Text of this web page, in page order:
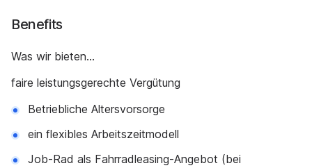
Benefits
Was wir bieten…
faire leistungsgerechte Vergütung
Betriebliche Altersvorsorge
ein flexibles Arbeitszeitmodell
Job-Rad als Fahrradleasing-Angebot (bei